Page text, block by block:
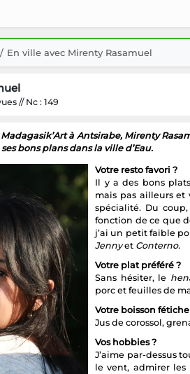
En ville avec Mirenty Rasamuel
// Nc : 149
à Antsirabe, Mirenty
bons plans dans la ville d’Eau.
Votre resto favori ?
Il y a des bons
mais pas ailleurs et
spécialité. Du
fonction de ce que
j’ai un petit faible
Jennyet Conterno.
Votre plat préféré ?
Sans hésiter, le
porc et feuilles de
Votre boisson fétiche
Jus de corossol,
Vos hobbies ?
J’aime par-dessus
le vent, admirer les